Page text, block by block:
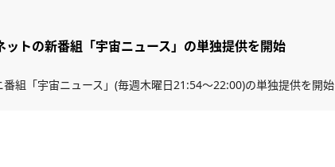
トの新番組「宇宙ニュース」の単独提供を開始
組「宇宙ニュース」(毎週木曜日21:54～22:00)の単独提供を開始